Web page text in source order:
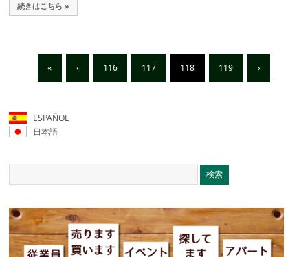
続きはこちら »
« ‹ 116 117 118 119 ›
ESPAÑOL
日本語